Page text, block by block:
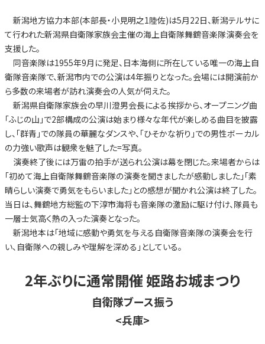
新潟地方協力本部(本部長・小見明之1陸佐)は5月22日、新潟テルサに
て行われた新潟県自衛隊家族会主催の海上自衛隊舞鶴音楽隊演奏会を
支援した。
同音楽隊は1955年9月に発足、日本海側に所在している唯一の海上自
衛隊音楽隊で、新潟市内での公演は4年振りとなった。会場には開演前か
ら多数の来場者が訪れ演奏会の人気が伺えた。
新潟県自衛隊家族会の早川澄男会長による挨拶から、オープニング曲
「ふじの山」で2部構成の公演は始まり様々な年代が楽しめる曲目を披露
し、「群青」での隊員の華麗なダンスや、「ひそかな祈り」での男性ボーカル
の力強い歌声は観衆を魅了した=写真。
演奏終了後には万雷の拍手が送られ公演は幕を閉じた。来場者からは
「初めて海上自衛隊舞鶴音楽隊の演奏を聞きましたが感動しました」「素
晴らしい演奏で勇気をもらいました」との感想が聞かれ公演は終了した。
当日は、舞鶴地方総監の下淳市海将も音楽隊の激励に駆け付け、隊員も
一層士気高く熱の入った演奏となった。
新潟地本は「地域に感動や勇気を与える自衛隊音楽隊の演奏会を行
い、自衛隊への親しみや理解を深める」としている。
2年ぶりに通常開催 姫路お城まつり
自衛隊ブース振う
<兵庫>